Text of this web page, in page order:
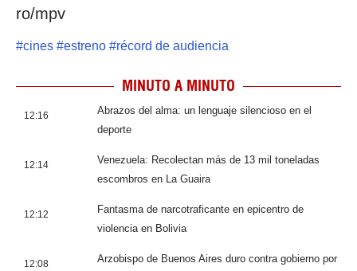
ro/mpv
#cines #estreno #récord de audiencia
MINUTO A MINUTO
12:16
Abrazos del alma: un lenguaje silencioso en el
deporte
12:14
Venezuela: Recolectan más de 13 mil toneladas
escombros en La Guaira
12:12
Fantasma de narcotraficante en epicentro de
violencia en Bolivia
12:08
Arzobispo de Buenos Aires duro contra gobierno por